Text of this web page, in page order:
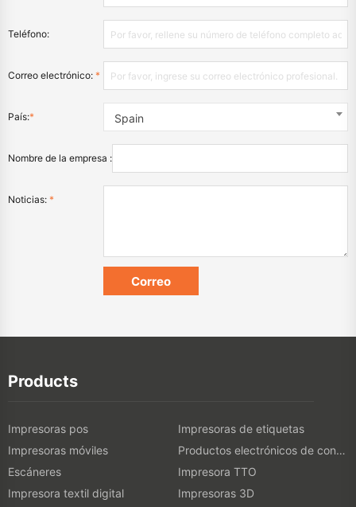
Teléfono:
Correo electrónico: *
País:* Spain
Nombre de la empresa :
Noticias: *
Products
Impresoras pos
Impresoras de etiquetas
Impresoras móviles
Productos electrónicos de consumo
Escáneres
Impresora TTO
Impresora textil digital
Impresoras 3D